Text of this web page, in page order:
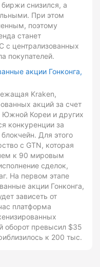
снизился, а
При этом
поэтому
станет
с централизованных
покупателей.
акции Гонконга,
Kraken,
акций за счет
Южной Кореи и других
конкуренции за
Для этого
с GTN, которая
к 90 мировым
сделок,
На первом этапе
акции Гонконга,
зависеть от
платформа
оборот превысил $35
к 200 тыс.